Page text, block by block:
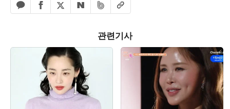
카카오톡 공유하기
페이스북 공유하기
엑스 공유하기
네이버 공유하기
밴드 공유하기
URL복사
관련기사